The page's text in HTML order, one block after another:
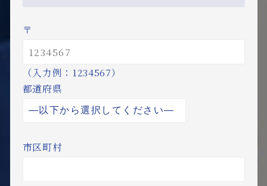
〒
（入力例：1234567）
都道府県
市区町村